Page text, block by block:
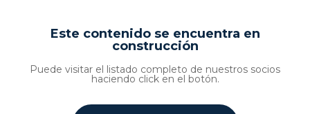
Este contenido se encuentra en
construcción
Puede visitar el listado completo de nuestros socios
haciendo click en el botón.